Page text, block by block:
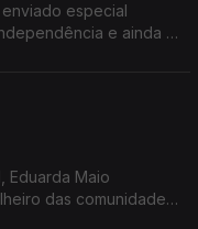
especial
e ainda o
Eduarda Maio
das comunidades